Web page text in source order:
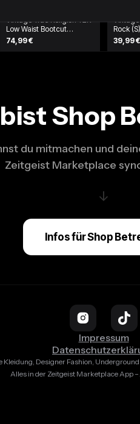
Vintage True Religion Y2K
Low Waist Bootcut
Damenjeans (S)
74,99 €
Rock (S)
39,99 €
Shop
du mitmachen und
Zeitgeist Marketplace
↓
Infos für Shop
Impressum
Kleidung, Designer Fashion,
Alles in der Zeitgeist Marketplace App